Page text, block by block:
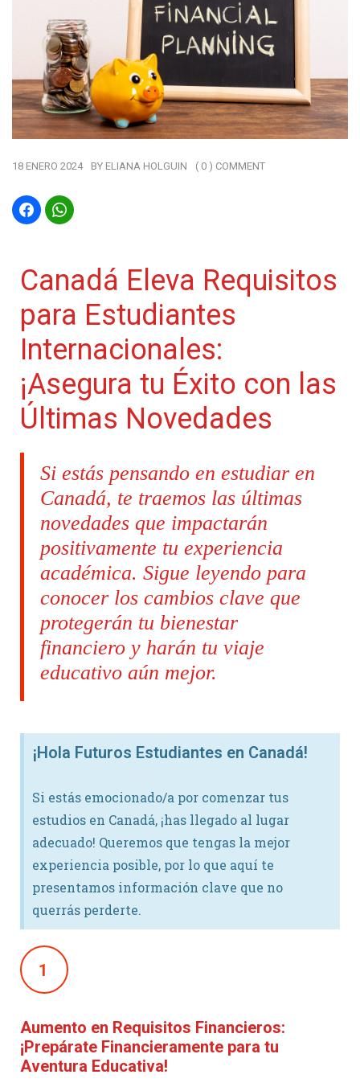
18 ENERO 2024 BY ELIANA HOLGUIN ( 0 ) COMMENT
Canadá Eleva Requisitos
para Estudiantes
Internacionales:
¡Asegura tu Éxito con las
Últimas Novedades
Si estás pensando en estudiar en
Canadá, te traemos las últimas
novedades que impactarán
positivamente tu experiencia
académica. Sigue leyendo para
conocer los cambios clave que
protegerán tu bienestar
financiero y harán tu viaje
educativo aún mejor.
¡Hola Futuros Estudiantes en Canadá!
Si estás emocionado/a por comenzar tus
estudios en Canadá, ¡has llegado al lugar
adecuado! Queremos que tengas la mejor
experiencia posible, por lo que aquí te
presentamos información clave que no
querrás perderte.
1
Aumento en Requisitos Financieros:
¡Prepárate Financieramente para tu
Aventura Educativa!